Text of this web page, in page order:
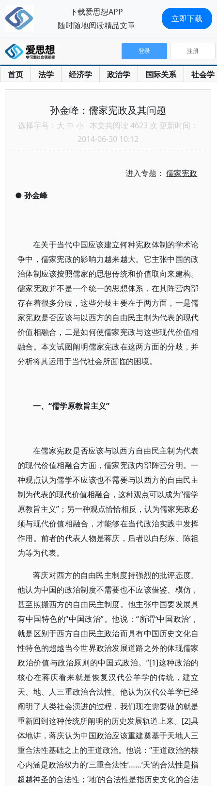
首页 法学 经济学 政治学 国际关系 社会学
登录 注册
孙金峰：儒家宪政及其问题
选择字号： 大 中 小 本文共阅读 4623 次 更新时间：
2014-06-30 10:12
进入专题：儒家宪政
● 孙金峰
在关于当代中国应该建立何种宪政体制的学术论
争中，儒家宪政的影响力越来越大。它主张中国的政
治体制应该按照儒家的思想传统和价值取向来建构。
儒家宪政并不是一个统一的思想体系，在其阵营内部
存在着很多分歧，这些分歧主要在于两方面，一是儒
家宪政是否应该与以西方的自由民主制为代表的现代
价值相融合，二是如何使儒家宪政与这些现代价值相
融合。本文试图阐明儒家宪政在这两方面的分歧，并
分析将其运用于当代社会所面临的困境。
一、“儒学原教旨主义”
在儒家宪政是否应该与以西方自由民主制为代表
的现代价值相融合方面，儒家宪政内部阵营分明。一
种观点认为儒学不应该也不需要与以西方的自由民主
制为代表的现代价值相融合，这种观点可以成为“儒学
原教旨主义”；另一种观点恰恰相反，认为儒家宪政必
须与现代价值相融合，才能够在当代政治实践中发挥
作用。前者的代表人物是蒋庆，后者以白彤东、陈祖
为等为代表。
蒋庆对西方的自由民主制度持强烈的批评态度。
他认为中国的政治制度不需要也不应该借鉴、模仿，
甚至照搬西方的自由民主制度。他主张中国要发展具
有中国特色的“中国政治”。他说：“所谓‘中国政治’，
就是区别于西方自由民主政治而具有中国历史文化自
性特色的超越当今世界政治发展道路之外的体现儒家
政治价值与政治原则的中国式政治。”[1]这种政治的
核心在蒋庆看来就是恢复汉代公羊学的传统，建立
天、地、人三重政治合法性。他认为汉代公羊学已经
阐明了人类社会演进的过程，我们现在需要做的就是
重新回到这种传统所阐明的历史发展轨道上来。[2]具
体地讲，蒋庆认为中国政治应该重建奠基于天地人三
重合法性基础之上的王道政治。他说：“王道政治的核
心内涵是政治权力的‘三重合法性’……‘天’的合法性是指
超越神圣的合法性；‘地’的合法性是指历史文化的合法
下载爱思想APP
随时随地阅读精品文章
立即下载